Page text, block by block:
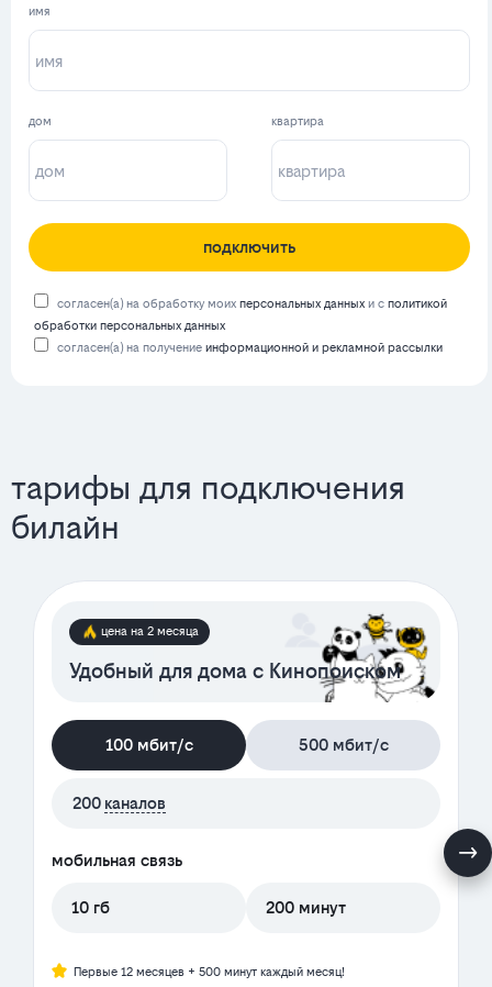
имя
дом квартира
подключить
согласен(а) на обработку моих персональных данных и с политикой
обработки персональных данных
согласен(а) на получение информационной и рекламной рассылки
тарифы для подключения
билайн
цена на 2 месяца
Удобный для дома с Кинопоиском
100 мбит/с 500 мбит/с
200 каналов
мобильная связь
10 гб 200 минут
Первые 12 месяцев + 500 минут каждый месяц!